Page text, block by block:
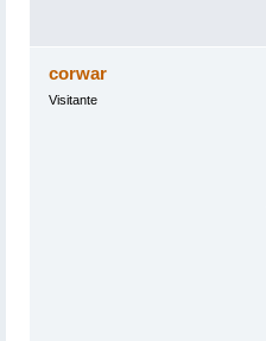
corwar
Visitante